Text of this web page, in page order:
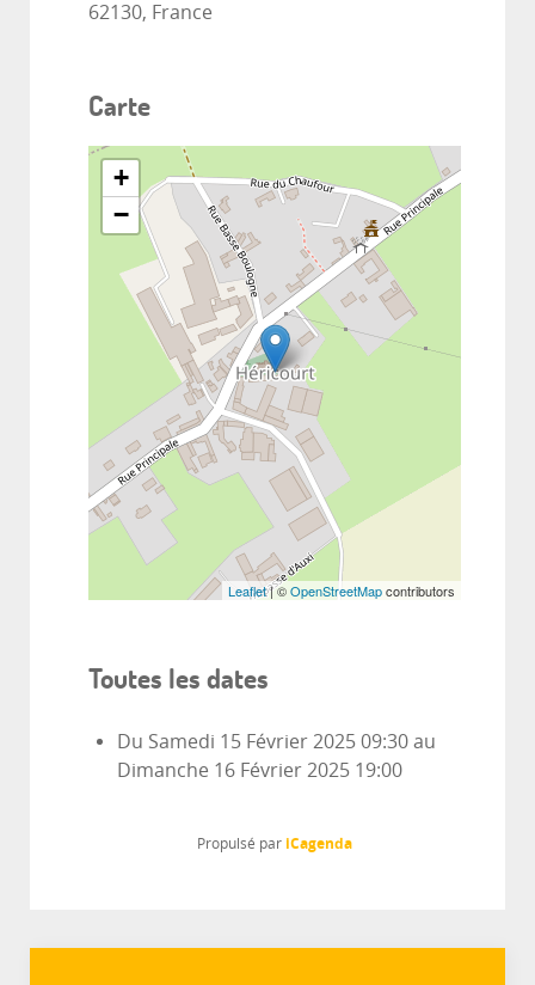
62130, France
Carte
+
−
Leaflet| ©OpenStreetMapcontributors
Toutes les dates
Du Samedi 15 Février 2025 09:30 au
Dimanche 16 Février 2025 19:00
Propulsé par iCagenda